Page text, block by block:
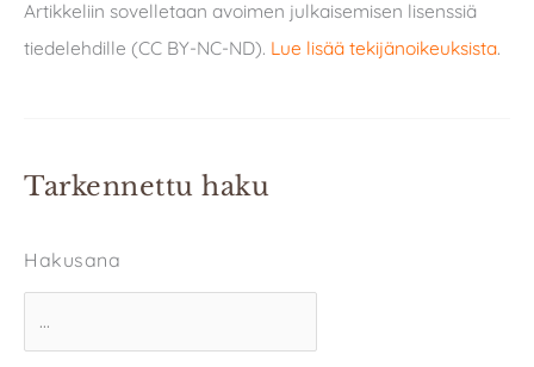
Artikkeliin sovelletaan avoimen julkaisemisen lisenssiä
tiedelehdille (CC BY-NC-ND). Lue lisää tekijänoikeuksista.
Tarkennettu haku
Hakusana